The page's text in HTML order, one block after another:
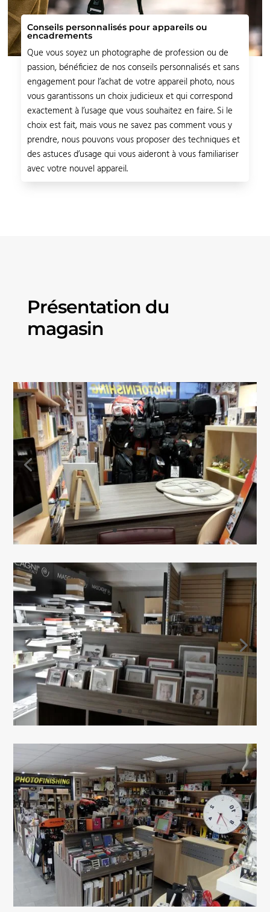
Conseils personnalisés pour appareils ou
encadrements
Que vous soyez un photographe de profession ou de
passion, bénéficiez de nos conseils personnalisés et sans
engagement pour l’achat de votre appareil photo, nous
vous garantissons un choix judicieux et qui correspond
exactement à l’usage que vous souhaitez en faire. Si le
choix est fait, mais vous ne savez pas comment vous y
prendre, nous pouvons vous proposer des techniques et
des astuces d’usage qui vous aideront à vous familiariser
avec votre nouvel appareil.
Présentation du
magasin